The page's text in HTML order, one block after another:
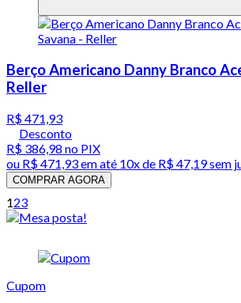
Berço Americano Danny Branco
Reller
R$ 471,93
Desconto
R$ 386,98 no PIX
ou R$ 471,93em até 10x de R$ 47,19 sem
COMPRAR AGORA
123
Cupom